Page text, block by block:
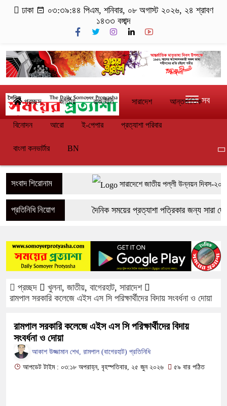
ঢাকা ০৩:৩৯:৪৪ পিএম, শনিবার, ০৮ অগাস্ট ২০২৬, ২৪ শ্রাবণ
১৪৩৩ বঙ্গাব্দ
প্রচ্ছদ জাতীয় রাজনীতি সারাদেশ আন্তর্জাতিক
বিনোদন আরো ই-পেপার প্রত্যাশা পরিবার
বাংলা কনভার্টার BN
সব
সংবাদ শিরোনাম সারাদেশে জাতীয় পল্লী উন্নয়ন দিবস-২০২৬
সাতক্ষীরার শ্যামনগরে দুই সংখ্যালঘু
পাংশা সরকারী কলেজে রবীন্দ্র-নজরুল জয়ন্তী
ফরিদপুরে ওজোপাডিকোর উদ্যোগে মতবিনিময়
বাংলাদেশের আকাশে রহস্যময় আলোর ঝলকানি
ফরিদপুরে ট্রিপল মার্ডারঃ ১০ ঘণ্টায়
প্রতিনিধি নিয়োগ দৈনিক সময়ের প্রত্যাশা পত্রিকার জন্য সারা
আগ্রহী হলে যোগাযোগ করুন। Hotline-
প্রচ্ছদ খুলনা, জাতীয়, বাগেরহাট, সারাদেশ
রামপাল সরকারি কলেজে এইস এস সি পরিক্ষার্থীদের বিদায় সংবর্ধনা ও দোয়া
রামপাল সরকারি কলেজে এইস এস সি পরিক্ষার্থীদের বিদায়
সংবর্ধনা ও দোয়া
আকাশ উজ্জামান শেখ, রামপাল (বাগেরহাট) প্রতিনিধি
আপডেট টাইম : ০৩:১৮ অপরাহ্ন, বৃহস্পতিবার, ২৫ জুন ২০২৬
৫৯ বার পঠিত